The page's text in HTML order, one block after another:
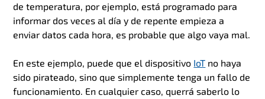
de temperatura, por ejemplo, está programado para
informar dos veces al día y de repente empieza a
enviar datos cada hora, es probable que algo vaya mal.
En este ejemplo, puede que el dispositivo IoT no haya
sido pirateado, sino que simplemente tenga un fallo de
funcionamiento. En cualquier caso, querrá saberlo lo